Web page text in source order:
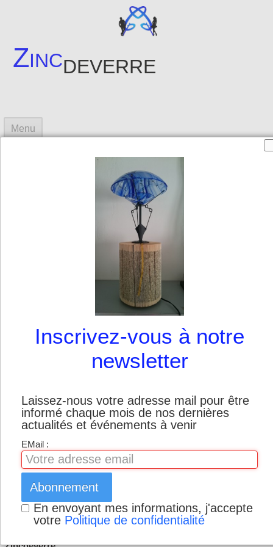
Zincdeverre
Menu
▼
Fusing
_20160319_10331
8.jpg.jpg
Contact
N'hésitez pas à me contacter pour toute question :
Inscrivez-vous à notre
newsletter
Laissez-nous votre adresse mail pour être
informé chaque mois de nos dernières
actualités et événements à venir
EMail :
Abonnement
En envoyant mes informations, j'accepte
votre Politique de confidentialité